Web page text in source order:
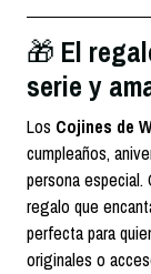
🎁 El
serie y
Los Cojines de
cumpleaños,
persona
regalo que
perfecta para
originales o